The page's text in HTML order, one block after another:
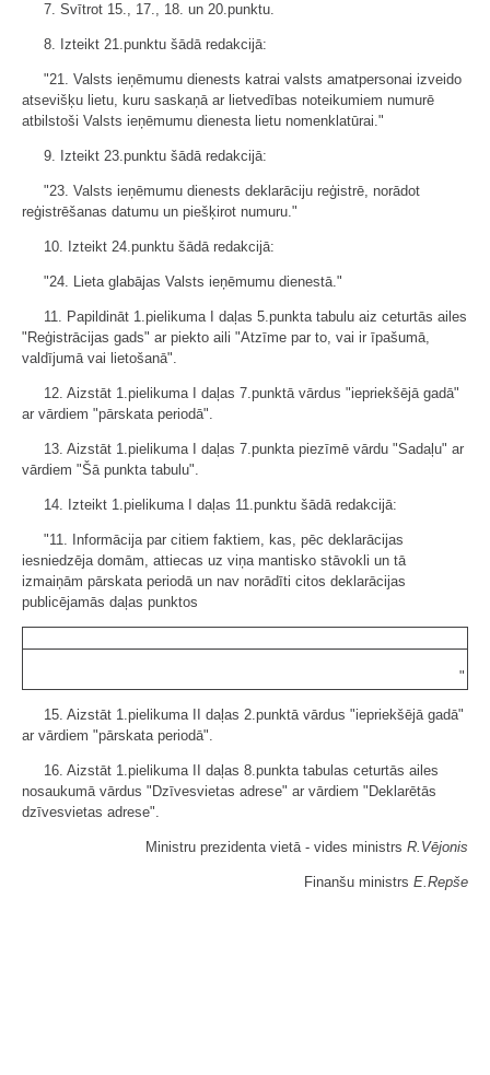
7. Svītrot 15., 17., 18. un 20.punktu.
8. Izteikt 21.punktu šādā redakcijā:
"21. Valsts ieņēmumu dienests katrai valsts amatpersonai izveido
atsevišķu lietu, kuru saskaņā ar lietvedības noteikumiem numurē
atbilstoši Valsts ieņēmumu dienesta lietu nomenklatūrai."
9. Izteikt 23.punktu šādā redakcijā:
"23. Valsts ieņēmumu dienests deklarāciju reģistrē, norādot
reģistrēšanas datumu un piešķirot numuru."
10. Izteikt 24.punktu šādā redakcijā:
"24. Lieta glabājas Valsts ieņēmumu dienestā."
11. Papildināt 1.pielikuma I daļas 5.punkta tabulu aiz ceturtās ailes
"Reģistrācijas gads" ar piekto aili "Atzīme par to, vai ir īpašumā,
valdījumā vai lietošanā".
12. Aizstāt 1.pielikuma I daļas 7.punktā vārdus "iepriekšējā gadā"
ar vārdiem "pārskata periodā".
13. Aizstāt 1.pielikuma I daļas 7.punkta piezīmē vārdu "Sadaļu" ar
vārdiem "Šā punkta tabulu".
14. Izteikt 1.pielikuma I daļas 11.punktu šādā redakcijā:
"11. Informācija par citiem faktiem, kas, pēc deklarācijas
iesniedzēja domām, attiecas uz viņa mantisko stāvokli un tā
izmaiņām pārskata periodā un nav norādīti citos deklarācijas
publicējamās daļas punktos
"
15. Aizstāt 1.pielikuma II daļas 2.punktā vārdus "iepriekšējā gadā"
ar vārdiem "pārskata periodā".
16. Aizstāt 1.pielikuma II daļas 8.punkta tabulas ceturtās ailes
nosaukumā vārdus "Dzīvesvietas adrese" ar vārdiem "Deklarētās
dzīvesvietas adrese".
Ministru prezidenta vietā - vides ministrs R.Vējonis
Finanšu ministrs E.Repše